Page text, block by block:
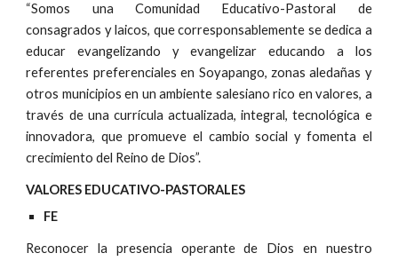
“Somos una Comunidad Educativo-Pastoral de
consagrados y laicos, que corresponsablemente se dedica a
educar evangelizando y evangelizar educando a los
referentes preferenciales en Soyapango, zonas aledañas y
otros municipios en un ambiente salesiano rico en valores, a
través de una currícula actualizada, integral, tecnológica e
innovadora, que promueve el cambio social y fomenta el
crecimiento del Reino de Dios”.
VALORES EDUCATIVO-PASTORALES
FE
Reconocer la presencia operante de Dios en nuestro